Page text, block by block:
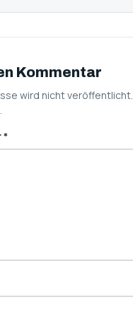
Kommentar
wird nicht
*